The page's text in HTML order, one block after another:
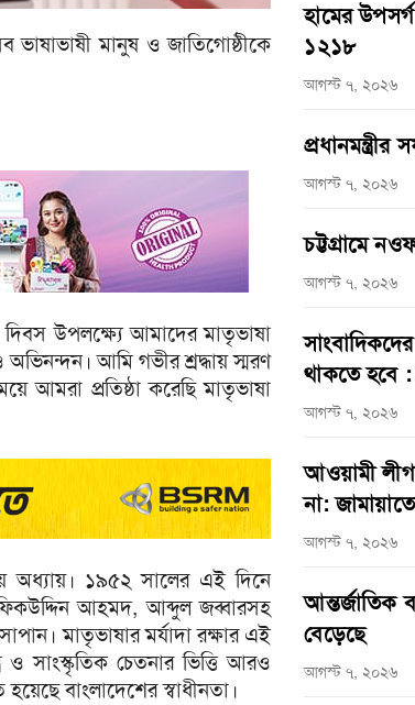
মানুষ ও জাতিগোষ্ঠীকে
দিবস উপলক্ষ্যে আমাদের মাতৃভাষা
আমি গভীর শ্রদ্ধায় স্মরণ
আমরা প্রতিষ্ঠা করেছি মাতৃভাষা
অধ্যায়। ১৯৫২ সালের এই দিনে
আহমদ, আব্দুল জব্বারসহ
মাতৃভাষার মর্যাদা রক্ষার এই
ও সাংস্কৃতিক চেতনার ভিত্তি আরও
বাংলাদেশের স্বাধীনতা।
হামের
১২১৮
আগস্ট ৭, ২০২৬
আগস্ট ৭, ২০২৬
চট্টগ্রামে
আগস্ট ৭, ২০২৬
থাকতে হবে :
আগস্ট ৭, ২০২৬
আওয়ামী
না:
আগস্ট ৭, ২০২৬
আন্তর্জাতিক
বেড়েছে
আগস্ট ৭, ২০২৬